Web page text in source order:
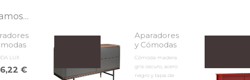
LUX
€
Aparadores
y Cómodas
Cómoda madera
gris oscuro, acero
negro y tapa de